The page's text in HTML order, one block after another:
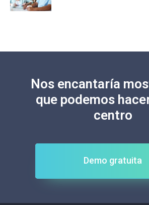
Nos encantaría
que podemos
centro
Demo gratuita